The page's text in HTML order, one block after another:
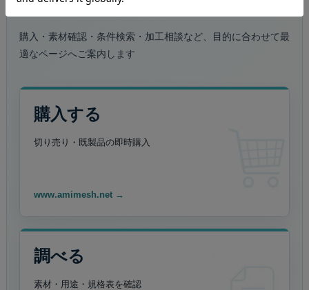
購入・素材確認・条件検索・加工相談など、目的に合わせて最
適なページへご案内します
購入する
切り売り・既製品の即時購入
www.amimesh.net →
調べる
素材・用途・規格表を確認